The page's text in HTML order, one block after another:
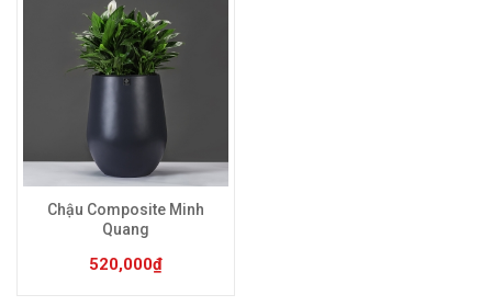
Sản phẩm này có nhiều biến thể. Các tùy chọn
Chậu Composite Minh
Quang
520,000₫